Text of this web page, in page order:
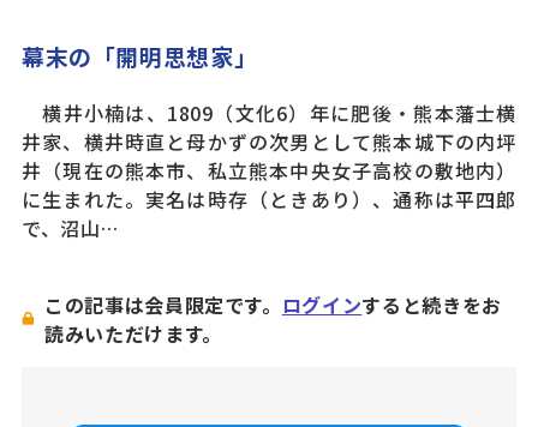
幕末の「開明思想家」
横井小楠は、1809（文化6）年に肥後・熊本藩士横
井家、横井時直と母かずの次男として熊本城下の内坪
井（現在の熊本市、私立熊本中央女子高校の敷地内）
に生まれた。実名は時存（ときあり）、通称は平四郎
で、沼山…
この記事は会員限定です。 ログインすると続きをお
読みいただけます。